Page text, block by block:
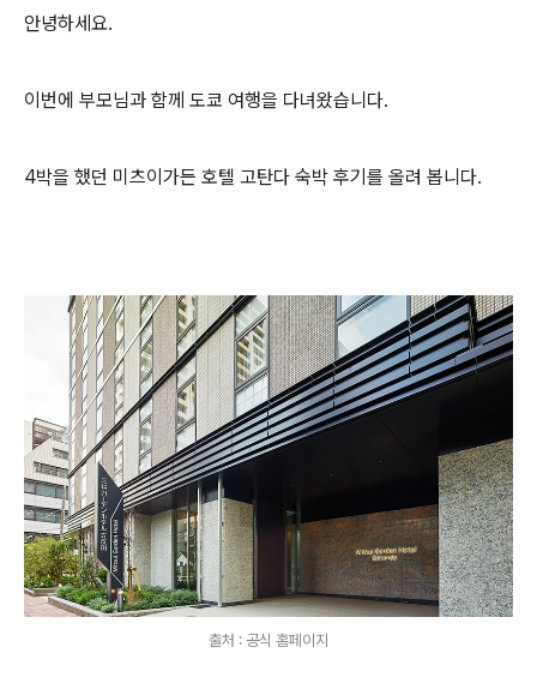
안녕하세요.
이번에 부모님과 함께 도쿄 여행을 다녀왔습니다.
4박을 했던 미츠이가든 호텔 고탄다 숙박 후기를 올려 봅니다.
출처 : 공식 홈페이지